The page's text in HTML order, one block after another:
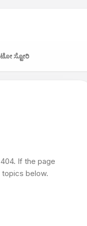
ಸ್ಟೋರಿ
If the page
topics below.